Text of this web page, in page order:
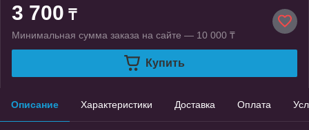
3 700 ₸
Минимальная сумма заказа на сайте — 10 000 ₸
Купить
Описание Характеристики Доставка Оплата